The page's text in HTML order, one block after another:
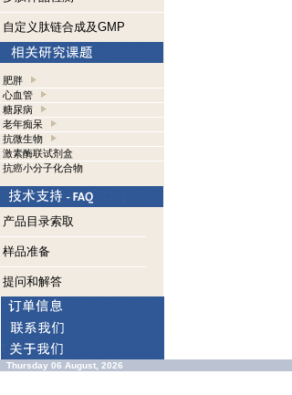
自定义肽链合成及GMP
肥胖
心血管
糖尿病
老年痴呆
抗微生物
激素酶联试剂盒
抗癌小分子化合物
产品目录索取
样品准备
提问和解答
Thursday 06 August, 2026